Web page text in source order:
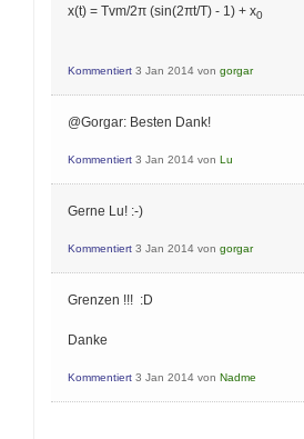
x(t) = Tvm/2π (sin(2πt/T) - 1) + x0
Kommentiert 3 Jan 2014 von gorgar
@Gorgar: Besten Dank!
Kommentiert 3 Jan 2014 von Lu
Gerne Lu! :-)
Kommentiert 3 Jan 2014 von gorgar
Grenzen !!! :D
Danke
Kommentiert 3 Jan 2014 von Nadme